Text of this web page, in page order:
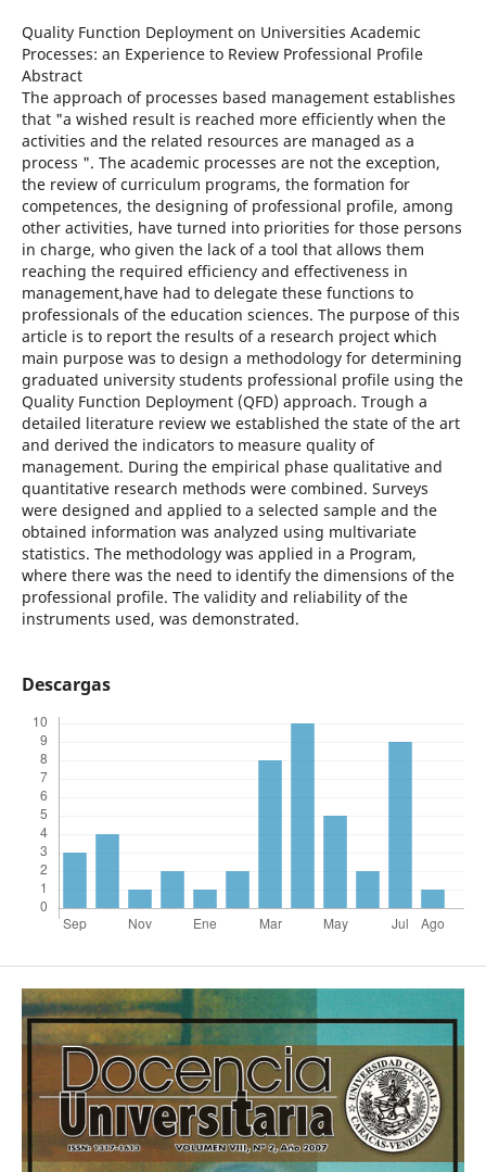
Quality Function Deployment on Universities Academic
Processes: an Experience to Review Professional Profile
Abstract
The approach of processes based management establishes
that "a wished result is reached more efficiently when the
activities and the related resources are managed as a
process ". The academic processes are not the exception,
the review of curriculum programs, the formation for
competences, the designing of professional profile, among
other activities, have turned into priorities for those persons
in charge, who given the lack of a tool that allows them
reaching the required efficiency and effectiveness in
management,have had to delegate these functions to
professionals of the education sciences. The purpose of this
article is to report the results of a research project which
main purpose was to design a methodology for determining
graduated university students professional profile using the
Quality Function Deployment (QFD) approach. Trough a
detailed literature review we established the state of the art
and derived the indicators to measure quality of
management. During the empirical phase qualitative and
quantitative research methods were combined. Surveys
were designed and applied to a selected sample and the
obtained information was analyzed using multivariate
statistics. The methodology was applied in a Program,
where there was the need to identify the dimensions of the
professional profile. The validity and reliability of the
instruments used, was demonstrated.
Descargas